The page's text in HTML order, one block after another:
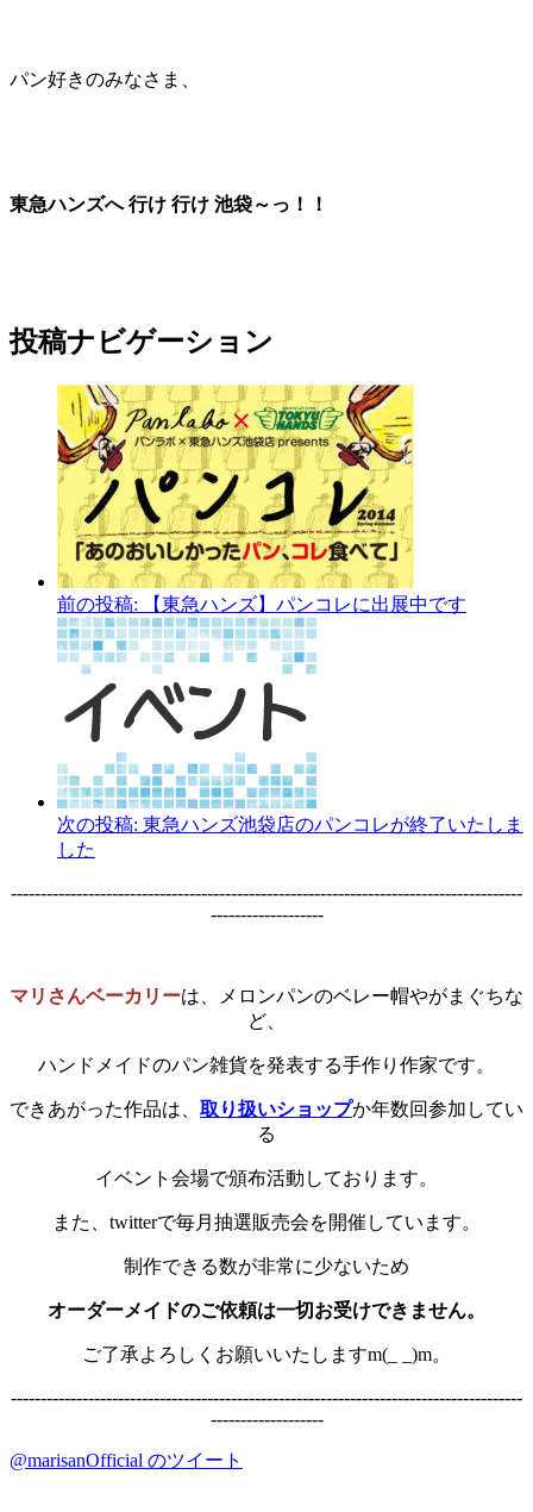
パン好きのみなさま、
東急ハンズへ 行け 行け 池袋～っ！！
投稿ナビゲーション
前の投稿: 【東急ハンズ】パンコレに出展中です
次の投稿: 東急ハンズ池袋店のパンコレが終了いたしま
した
--------------------------------------------------------------------------------------
-------------------
マリさんベーカリーは、メロンパンのベレー帽やがまぐちな
ど、
ハンドメイドのパン雑貨を発表する手作り作家です。
できあがった作品は、 取り扱いショップか年数回参加してい
る
イベント会場で頒布活動しております。
また、twitterで毎月抽選販売会を開催しています。
制作できる数が非常に少ないため
オーダーメイドのご依頼は一切お受けできません。
ご了承よろしくお願いいたしますm(_ _)m。
--------------------------------------------------------------------------------------
-------------------
@marisanOfficial のツイート